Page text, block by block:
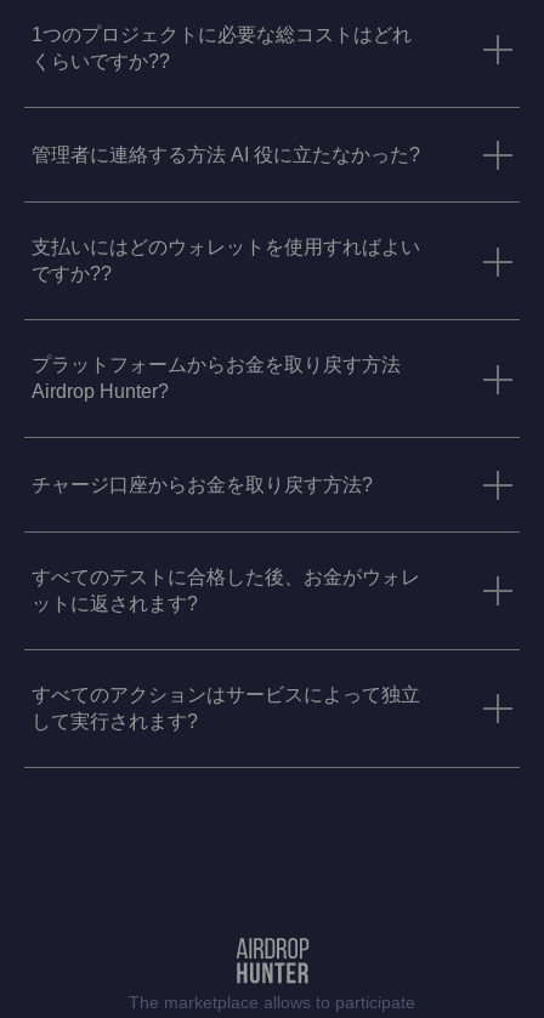
1つのプロジェクトに必要な総コストはどれ
くらいですか??
管理者に連絡する方法 AI 役に立たなかった?
支払いにはどのウォレットを使用すればよい
ですか??
プラットフォームからお金を取り戻す方法
Airdrop Hunter?
チャージ口座からお金を取り戻す方法?
すべてのテストに合格した後、お金がウォレ
ットに返されます?
すべてのアクションはサービスによって独立
して実行されます?
The marketplace allows to participate